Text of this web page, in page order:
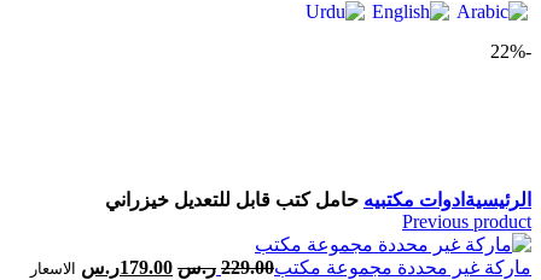
-22%
الرئيسية ادوات مكتبيه
Previous product
229.00 ر.س 179.00ر.س الاسعار